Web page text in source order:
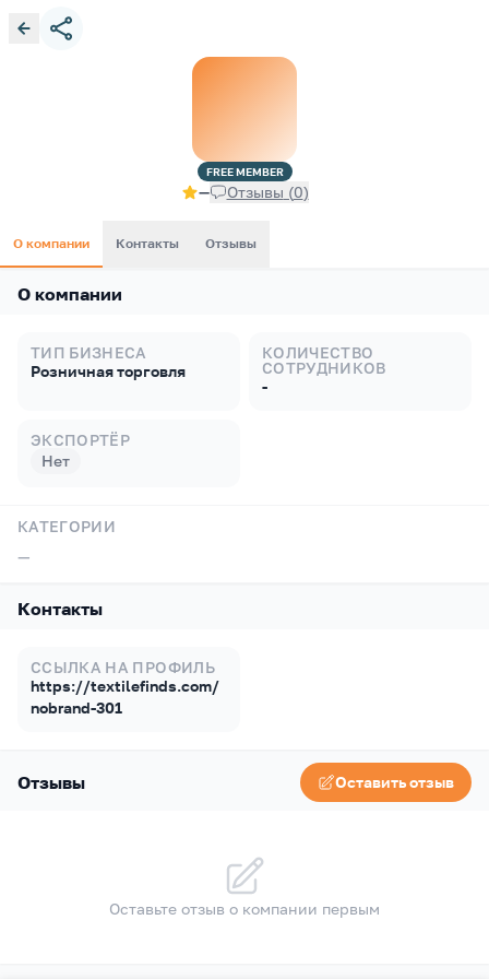
FREEMEMBER
— Отзывы (0)
О компании Контакты Отзывы
О компании
ТИП БИЗНЕСА
Розничная торговля
КОЛИЧЕСТВО
СОТРУДНИКОВ
-
ЭКСПОРТЁР
Нет
КАТЕГОРИИ
—
Контакты
ССЫЛКА НА ПРОФИЛЬ
https://textilefinds.com/
nobrand-301
Отзывы Оставить отзыв
Оставьте отзыв о компании первым